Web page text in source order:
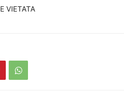
VIETATA